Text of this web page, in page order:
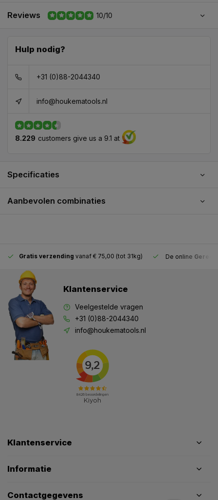
Reviews 10/10
Hulp nodig?
+31 (0)88-2044340
info@houkematools.nl
8.229 customers give us a 9.1 at
Specificaties
Aanbevolen combinaties
Gratis verzending vanaf € 75,00 (tot 31kg) De online
Klantenservice
Veelgestelde vragen
+31 (0)88-2044340
info@houkematools.nl
Klantenservice
Informatie
Contactgegevens